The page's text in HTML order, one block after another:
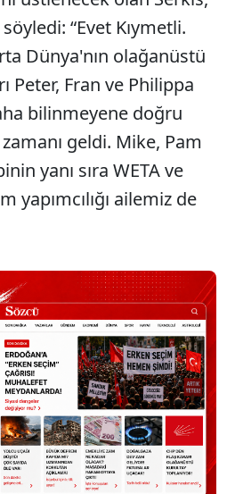
“Evet Kıymetli.
Dünya'nın olağanüstü
Peter, Fran ve Philippa
bilinmeyene doğru
geldi. Mike, Pam
yanı sıra WETA ve
yapımcılığı ailemiz de